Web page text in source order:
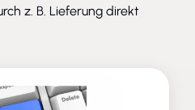
z. B. Lieferung direkt